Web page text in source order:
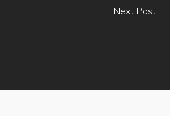
Next Post